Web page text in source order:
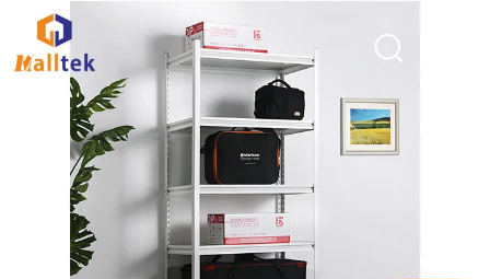
MAISON
PRODUITS
VIDÉOS
China
Co.,Ltd..